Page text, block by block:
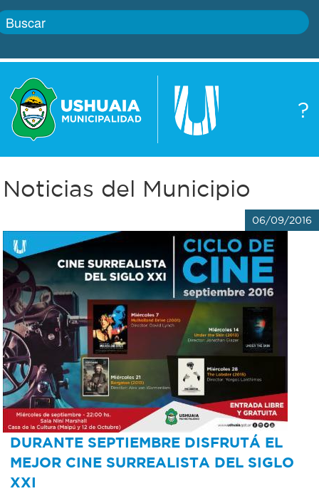
?
Boletín
Autoridades
Defensa
civil
Zoonosis
Bromatología
Rentas
Municipal
Mi
Gobierno
Trámites
Transparencia
Actualidad
Correo
Personal
municipal
Noticias del Municipio
06/09/2016
DURANTE SEPTIEMBRE DISFRUTÁ EL
MEJOR CINE SURREALISTA DEL SIGLO
XXI